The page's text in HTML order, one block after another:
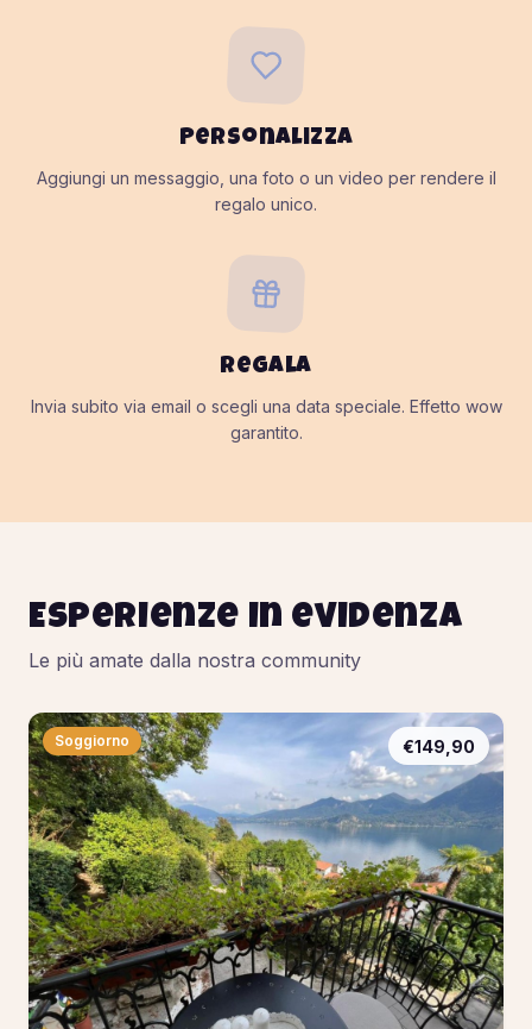
Personalizza
Aggiungi un messaggio, una foto o un video per rendere il
regalo unico.
Regala
Invia subito via email o scegli una data speciale. Effetto wow
garantito.
Esperienze in evidenza
Le più amate dalla nostra community
Soggiorno €149,90